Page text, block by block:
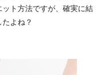
ト方法ですが、確実に結
よね？